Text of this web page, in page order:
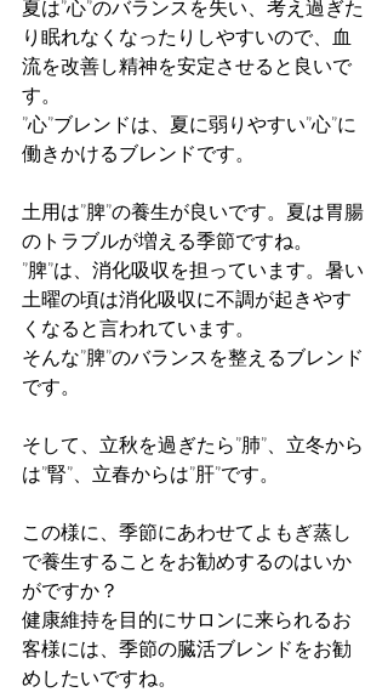
夏は”心”のバランスを失い、考え過ぎた
り眠れなくなったりしやすいので、血
流を改善し精神を安定させると良いで
す。
”心”ブレンドは、夏に弱りやすい”心”に
働きかけるブレンドです。
土用は”脾”の養生が良いです。夏は胃腸
のトラブルが増える季節ですね。
”脾”は、消化吸収を担っています。暑い
土曜の頃は消化吸収に不調が起きやす
くなると言われています。
そんな”脾”のバランスを整えるブレンド
です。
そして、立秋を過ぎたら”肺”、立冬から
は”腎”、立春からは”肝”です。
この様に、季節にあわせてよもぎ蒸し
で養生することをお勧めするのはいか
がですか？
健康維持を目的にサロンに来られるお
客様には、季節の臓活ブレンドをお勧
めしたいですね。